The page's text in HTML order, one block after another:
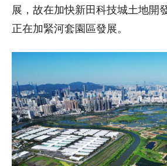
展，故在加快新田科技城土地開
正在加緊河套園區發展。